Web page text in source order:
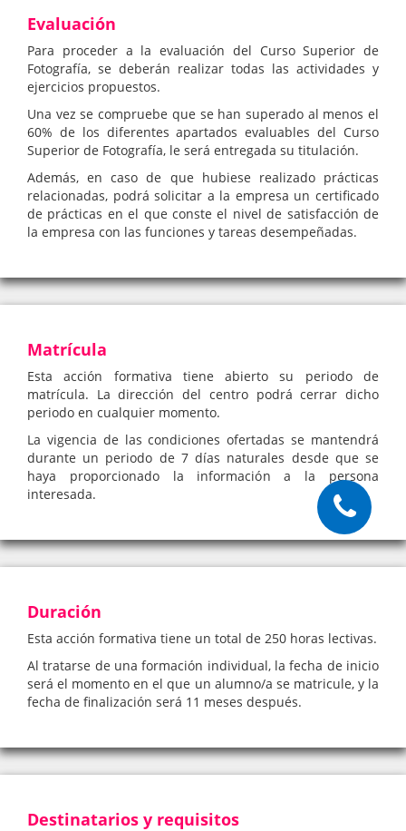
Evaluación
Para proceder a la evaluación del Curso Superior de
Fotografía, se deberán realizar todas las actividades y
ejercicios propuestos.
Una vez se compruebe que se han superado al menos el
60% de los diferentes apartados evaluables del Curso
Superior de Fotografía, le será entregada su titulación.
Además, en caso de que hubiese realizado prácticas
relacionadas, podrá solicitar a la empresa un certificado
de prácticas en el que conste el nivel de satisfacción de
la empresa con las funciones y tareas desempeñadas.
Matrícula
Esta acción formativa tiene abierto su periodo de
matrícula. La dirección del centro podrá cerrar dicho
periodo en cualquier momento.
La vigencia de las condiciones ofertadas se mantendrá
durante un periodo de 7 días naturales desde que se
haya proporcionado la información a la persona
interesada.
Duración
Esta acción formativa tiene un total de 250 horas lectivas.
Al tratarse de una formación individual, la fecha de inicio
será el momento en el que un alumno/a se matricule, y la
fecha de finalización será 11 meses después.
Destinatarios y requisitos